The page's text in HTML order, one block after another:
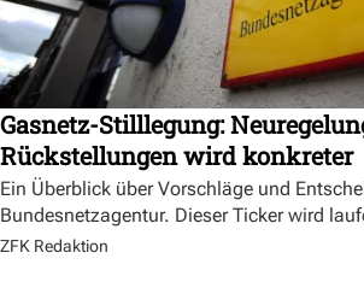
Gasnetz-Stilllegung:
Rückstellungen wird konkreter
Ein Überblick über Vorschläge und
Bundesnetzagentur. Dieser Ticker wird
ZFK Redaktion